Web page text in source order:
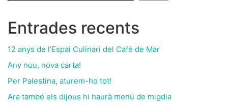
Entrades recents
12 anys de l’Espai Culinari del Cafè de Mar
Any nou, nova carta!
Per Palestina, aturem-ho tot!
Ara també els dijous hi haurà menú de migdia